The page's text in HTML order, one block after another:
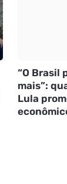
“O Brasil
mais”:
Lula